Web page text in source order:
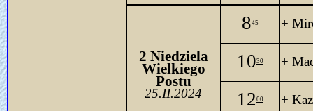
2 Niedziela
Wielkiego
Postu
25.II.2024
845 +
1030 +
1200 +